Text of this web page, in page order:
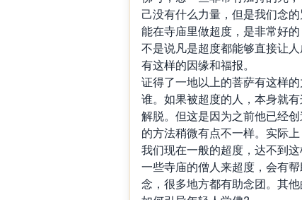
己没有什么力量，但是我们念
能在寺庙里做超度，是非常好
不是说凡是超度都能够直接让
有这样的因缘和福报。
证得了一地以上的菩萨有这样
谁。如果被超度的人，本身就
解脱。但这是因为之前他已经
的方法稍微有点不一样。实际
我们现在一般的超度，达不到
一些寺庙的僧人来超度，会有
念，很多地方都有助念团。其